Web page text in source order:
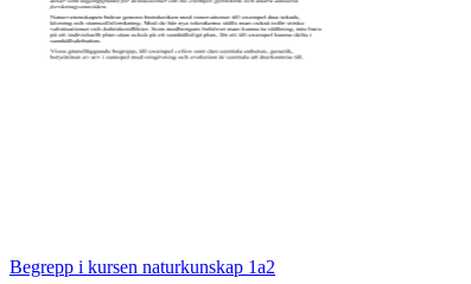
Begrepp i kursen naturkunskap 1a2